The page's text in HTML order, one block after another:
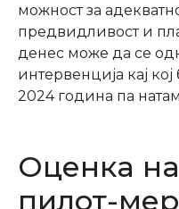
можност за
предвидливост и
денес може да се
интервенција кај
2024 година па
Оценка
пилот-